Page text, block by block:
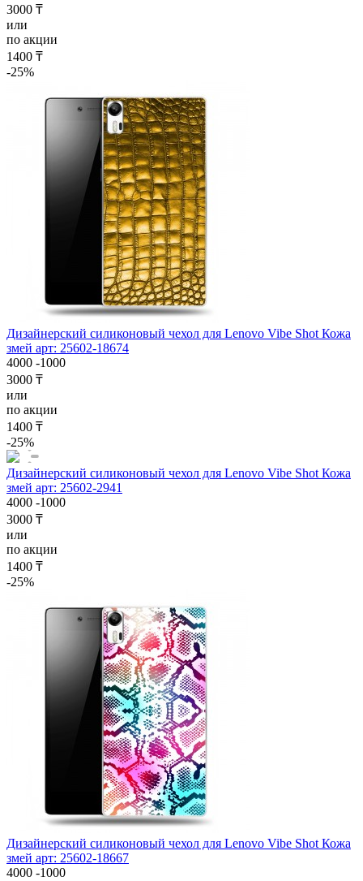
3000 ₸
или
по акции
1400 ₸
-25%
Дизайнерский силиконовый чехол для Lenovo Vibe Shot Кожа
змей арт: 25602-18674
4000 -1000
3000 ₸
или
по акции
1400 ₸
-25%
Дизайнерский силиконовый чехол для Lenovo Vibe Shot Кожа
змей арт: 25602-2941
4000 -1000
3000 ₸
или
по акции
1400 ₸
-25%
Дизайнерский силиконовый чехол для Lenovo Vibe Shot Кожа
змей арт: 25602-18667
4000 -1000